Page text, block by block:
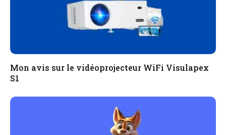
Mon avis sur le vidéoprojecteur WiFi Visulapex
S1